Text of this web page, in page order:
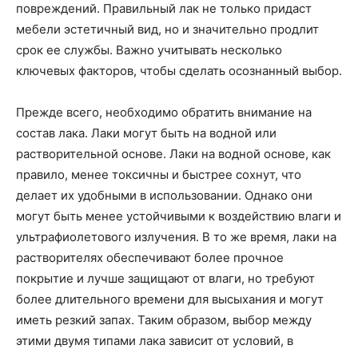
повреждений. Правильный лак не только придаст
мебели эстетичный вид, но и значительно продлит
срок ее службы. Важно учитывать несколько
ключевых факторов, чтобы сделать осознанный выбор.
Прежде всего, необходимо обратить внимание на
состав лака. Лаки могут быть на водной или
растворительной основе. Лаки на водной основе, как
правило, менее токсичны и быстрее сохнут, что
делает их удобными в использовании. Однако они
могут быть менее устойчивыми к воздействию влаги и
ультрафиолетового излучения. В то же время, лаки на
растворителях обеспечивают более прочное
покрытие и лучше защищают от влаги, но требуют
более длительного времени для высыхания и могут
иметь резкий запах. Таким образом, выбор между
этими двумя типами лака зависит от условий, в